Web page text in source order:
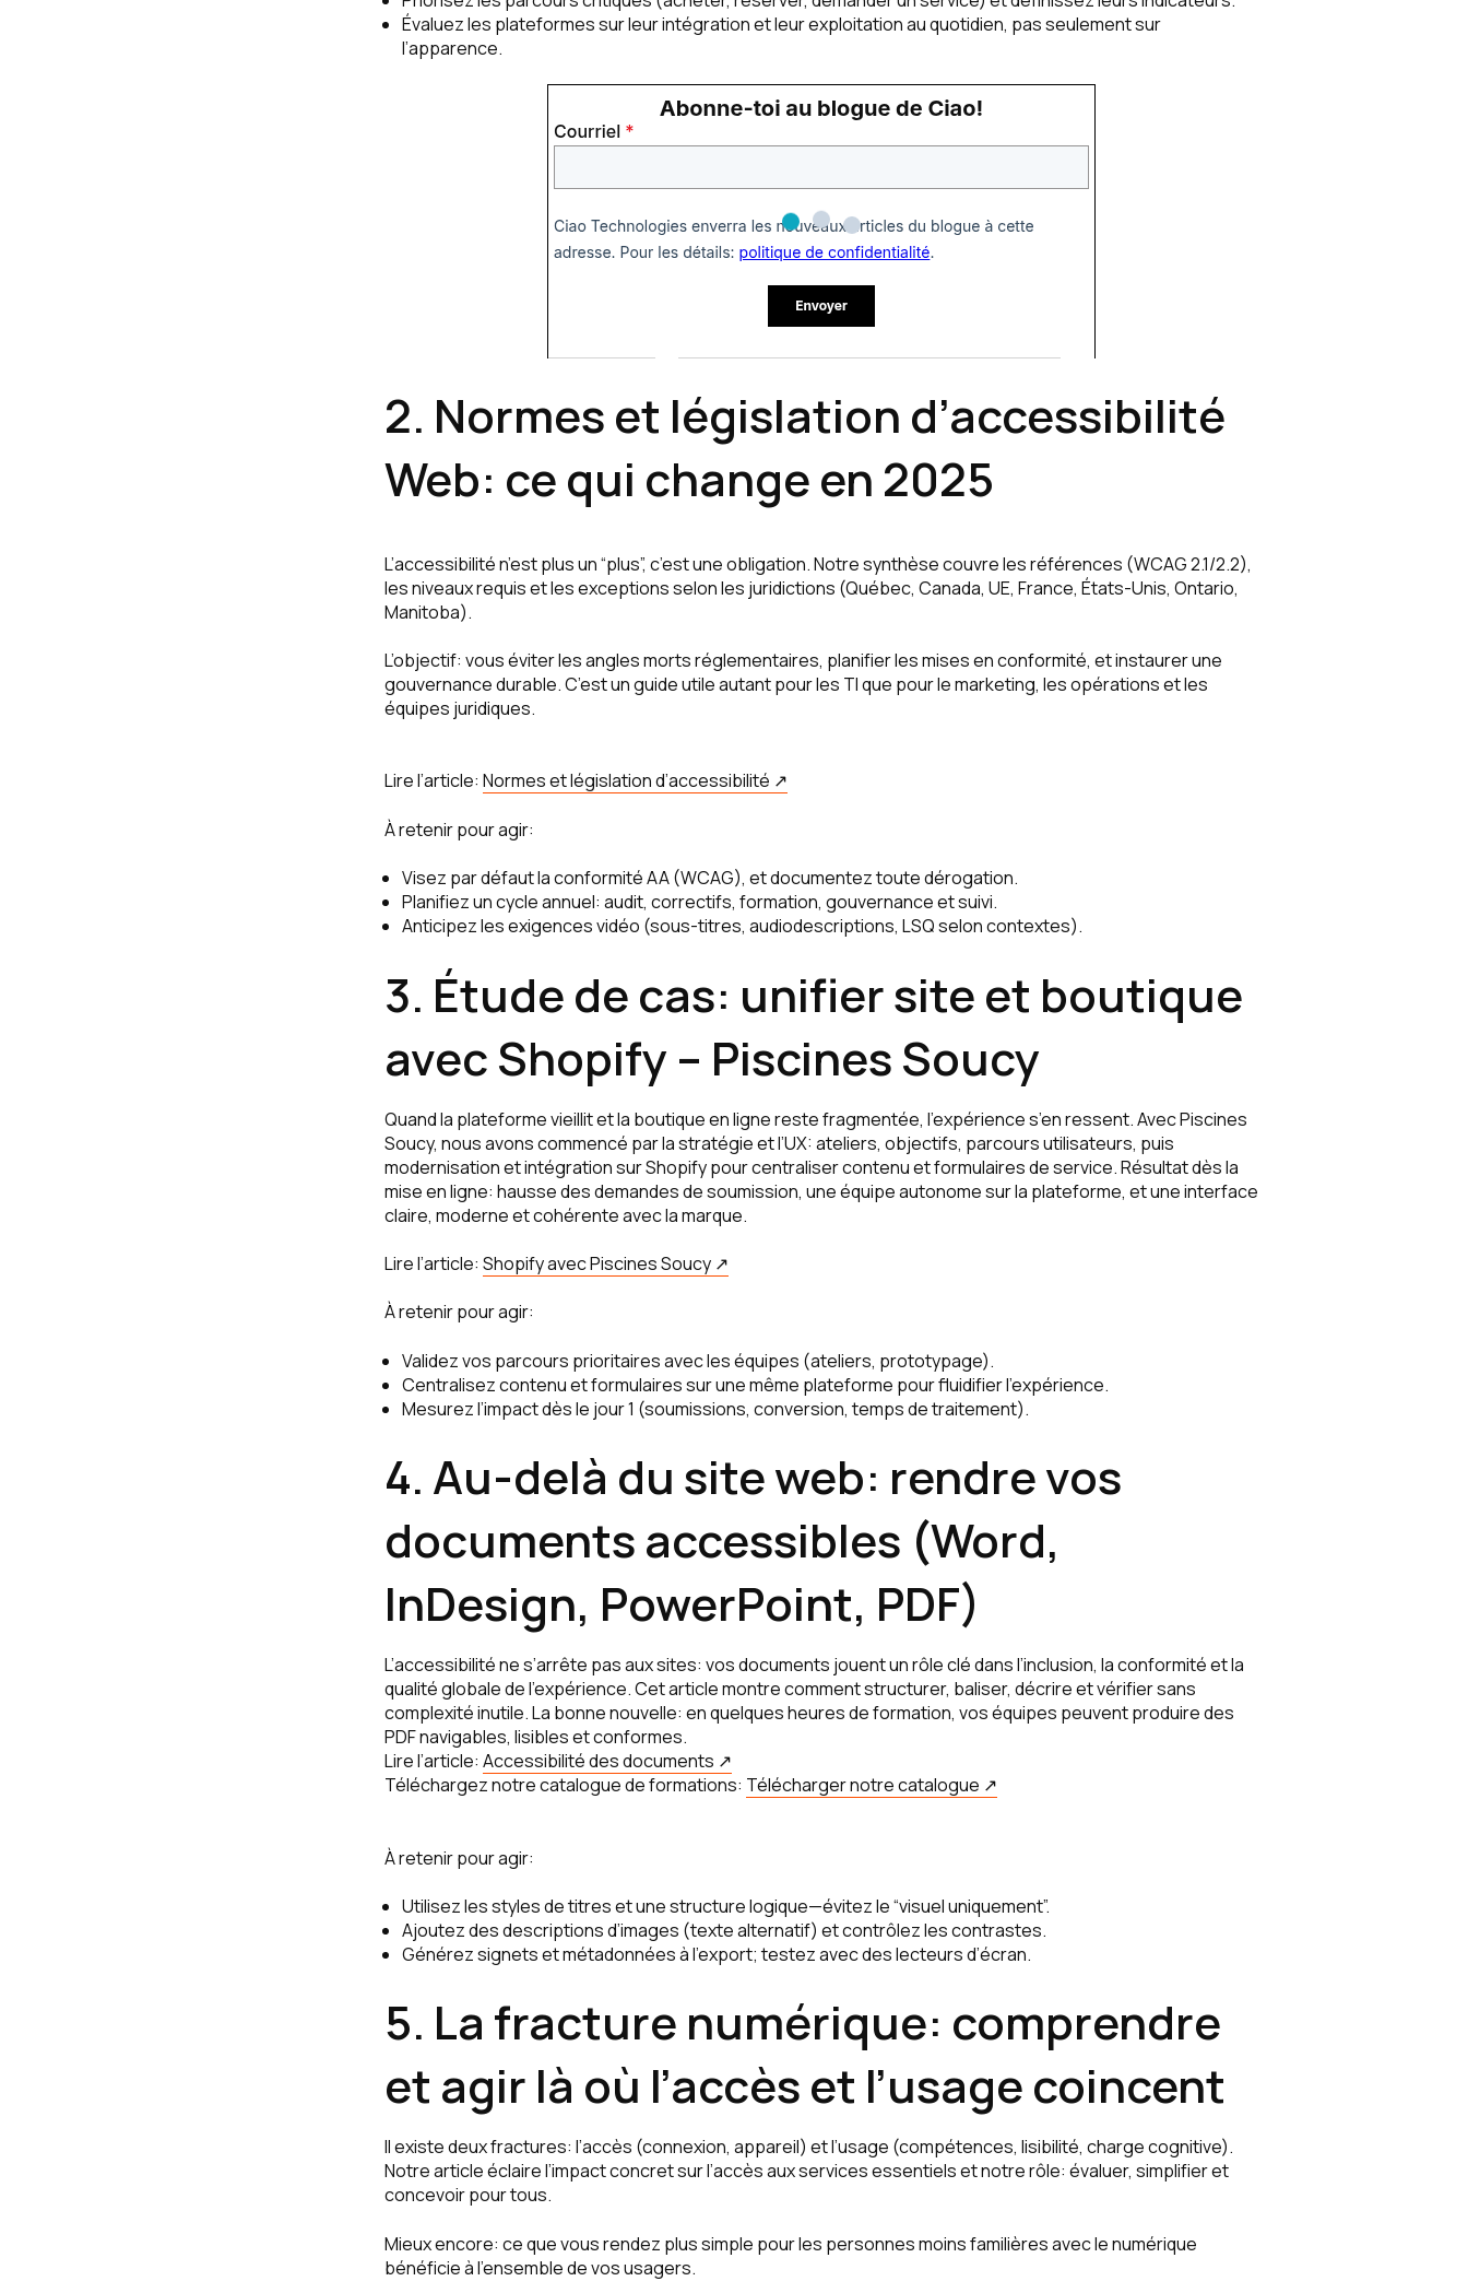
Évaluez les plateformes sur leur intégration et leur exploitation au quotidien, pas seulement sur
l’apparence.
2. Normes et législation d’accessibilité
Web: ce qui change en 2025
L’accessibilité n’est plus un “plus”, c’est une obligation. Notre synthèse couvre les références (WCAG 2.1/2.2),
les niveaux requis et les exceptions selon les juridictions (Québec, Canada, UE, France, États-Unis, Ontario,
Manitoba).
L’objectif: vous éviter les angles morts réglementaires, planifier les mises en conformité, et instaurer une
gouvernance durable. C’est un guide utile autant pour les TI que pour le marketing, les opérations et les
équipes juridiques.
Lire l’article: Normes et législation d’accessibilité ↗
À retenir pour agir:
Visez par défaut la conformité AA (WCAG), et documentez toute dérogation.
Planifiez un cycle annuel: audit, correctifs, formation, gouvernance et suivi.
Anticipez les exigences vidéo (sous-titres, audiodescriptions, LSQ selon contextes).
3. Étude de cas: unifier site et boutique
avec Shopify – Piscines Soucy
Quand la plateforme vieillit et la boutique en ligne reste fragmentée, l’expérience s’en ressent. Avec Piscines
Soucy, nous avons commencé par la stratégie et l’UX: ateliers, objectifs, parcours utilisateurs, puis
modernisation et intégration sur Shopify pour centraliser contenu et formulaires de service. Résultat dès la
mise en ligne: hausse des demandes de soumission, une équipe autonome sur la plateforme, et une interface
claire, moderne et cohérente avec la marque.
Lire l’article: Shopify avec Piscines Soucy ↗
À retenir pour agir:
Validez vos parcours prioritaires avec les équipes (ateliers, prototypage).
Centralisez contenu et formulaires sur une même plateforme pour fluidifier l’expérience.
Mesurez l’impact dès le jour 1 (soumissions, conversion, temps de traitement).
4. Au-delà du site web: rendre vos
documents accessibles (Word,
InDesign, PowerPoint, PDF)
L’accessibilité ne s’arrête pas aux sites: vos documents jouent un rôle clé dans l’inclusion, la conformité et la
qualité globale de l’expérience. Cet article montre comment structurer, baliser, décrire et vérifier sans
complexité inutile. La bonne nouvelle: en quelques heures de formation, vos équipes peuvent produire des
PDF navigables, lisibles et conformes.
Lire l’article: Accessibilité des documents ↗
Téléchargez notre catalogue de formations: Télécharger notre catalogue ↗
À retenir pour agir:
Utilisez les styles de titres et une structure logique—évitez le “visuel uniquement”.
Ajoutez des descriptions d’images (texte alternatif) et contrôlez les contrastes.
Générez signets et métadonnées à l’export; testez avec des lecteurs d’écran.
5. La fracture numérique: comprendre
et agir là où l’accès et l’usage coincent
Il existe deux fractures: l’accès (connexion, appareil) et l’usage (compétences, lisibilité, charge cognitive).
Notre article éclaire l’impact concret sur l’accès aux services essentiels et notre rôle: évaluer, simplifier et
concevoir pour tous.
Mieux encore: ce que vous rendez plus simple pour les personnes moins familières avec le numérique
bénéficie à l’ensemble de vos usagers.